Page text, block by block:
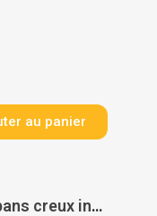
au panier
Vis métaux tête fraisée 6 pans creux inox A2 DIN 7991 - ACTON